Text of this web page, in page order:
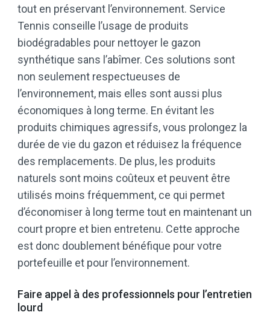
tout en préservant l’environnement. Service
Tennis conseille l’usage de produits
biodégradables pour nettoyer le gazon
synthétique sans l’abîmer. Ces solutions sont
non seulement respectueuses de
l’environnement, mais elles sont aussi plus
économiques à long terme. En évitant les
produits chimiques agressifs, vous prolongez la
durée de vie du gazon et réduisez la fréquence
des remplacements. De plus, les produits
naturels sont moins coûteux et peuvent être
utilisés moins fréquemment, ce qui permet
d’économiser à long terme tout en maintenant un
court propre et bien entretenu. Cette approche
est donc doublement bénéfique pour votre
portefeuille et pour l’environnement.
Faire appel à des professionnels pour l’entretien
lourd